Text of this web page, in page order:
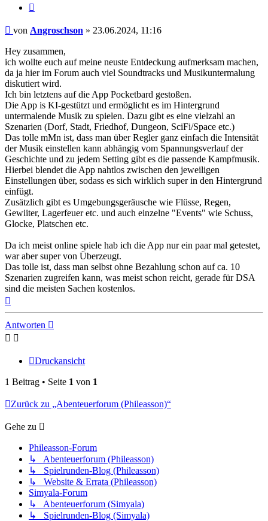
Beitrag
von Angroschson » 23.06.2024, 11:16
Hey zusammen,
ich wollte euch auf meine neuste Entdeckung aufmerksam machen,
da ja hier im Forum auch viel Soundtracks und Musikuntermalung
diskutiert wird.
Ich bin letztens auf die App Pocketbard gestoßen.
Die App is KI-gestützt und ermöglicht es im Hintergrund
untermalende Musik zu spielen. Dazu gibt es eine vielzahl an
Szenarien (Dorf, Stadt, Friedhof, Dungeon, SciFi/Space etc.)
Das tolle mMn ist, dass man über Regler ganz einfach die Intensität
der Musik einstellen kann abhängig vom Spannungsverlauf der
Geschichte und zu jedem Setting gibt es die passende Kampfmusik.
Hierbei blendet die App nahtlos zwischen den jeweiligen
Einstellungen über, sodass es sich wirklich super in den Hintergrund
einfügt.
Zusätzlich gibt es Umgebungsgeräusche wie Flüsse, Regen,
Gewiiter, Lagerfeuer etc. und auch einzelne "Events" wie Schuss,
Glocke, Platschen etc.
Da ich meist online spiele hab ich die App nur ein paar mal getestet,
war aber super von Überzeugt.
Das tolle ist, dass man selbst ohne Bezahlung schon auf ca. 10
Szenarien zugreifen kann, was meist schon reicht, gerade für DSA
sind die meisten Sachen kostenlos.
Antworten
Druckansicht
1 Beitrag • Seite 1 von 1
Zurück zu „Abenteuerforum (Phileasson)“
Gehe zu
Phileasson-Forum
↳ Abenteuerforum (Phileasson)
↳ Spielrunden-Blog (Phileasson)
↳ Website & Errata (Phileasson)
Simyala-Forum
↳ Abenteuerforum (Simyala)
↳ Spielrunden-Blog (Simyala)